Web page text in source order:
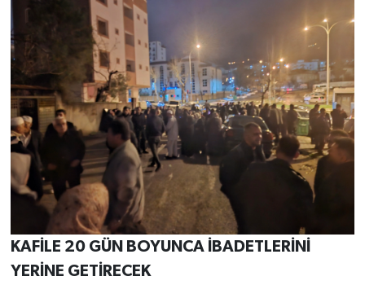
KAFİLE 20 GÜN BOYUNCA İBADETLERİNİ
YERİNE GETİRECEK